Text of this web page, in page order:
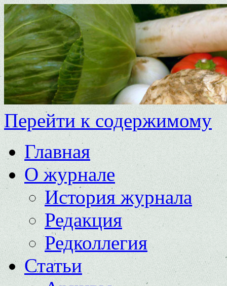
Перейти к содержимому
Главная
О журнале
История журнала
Редакция
Редколлегия
Статьи